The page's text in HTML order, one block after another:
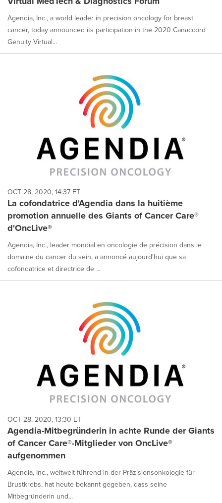
Agendia, Inc., a world leader in precision oncology for breast
cancer, today announced its participation in the 2020 Canaccord
Genuity Virtual...
OCT 28, 2020, 14:37 ET
La cofondatrice d'Agendia dans la huitième
promotion annuelle des Giants of Cancer Care®
d'OncLive®
Agendia, Inc., leader mondial en oncologie de précision dans le
domaine du cancer du sein, a annoncé aujourd'hui que sa
cofondatrice et directrice de ...
OCT 28, 2020, 13:30 ET
Agendia-Mitbegründerin in achte Runde der Giants
of Cancer Care®-Mitglieder von OncLive®
aufgenommen
Agendia, Inc., weltweit führend in der Präzisionsonkologie für
Brustkrebs, hat heute bekannt gegeben, dass seine
Mitbegründerin und...